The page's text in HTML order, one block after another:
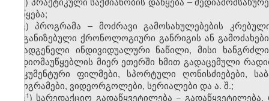
დაწყება;
ც) პროგრამა – მოძრავი გამოსახულებების
ორგანიზებული ქრონოლოგიური განრიგის ან
შემადგენელი ინდივიდუალური ნაწილი, მისი
რადიომაუწყებლის მიერ ეთერში ხმით გადაცემული
დოკუმენტური ფილმები, სპორტული ღონისძიებები,
პროგრამები, ვიდეორგოლები, სერიალები და ა. შ.;
ც1) სარედაქციო გადაწყვეტილება −